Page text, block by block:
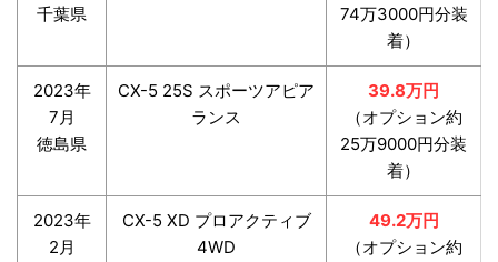
千葉県
74万3000円分装
着）
2023年
7月
徳島県
CX-5 25S スポーツアピア
ランス
39.8万円
（オプション約
25万9000円分装
着）
2023年
2月
CX-5 XD プロアクティブ
4WD
49.2万円
（オプション約